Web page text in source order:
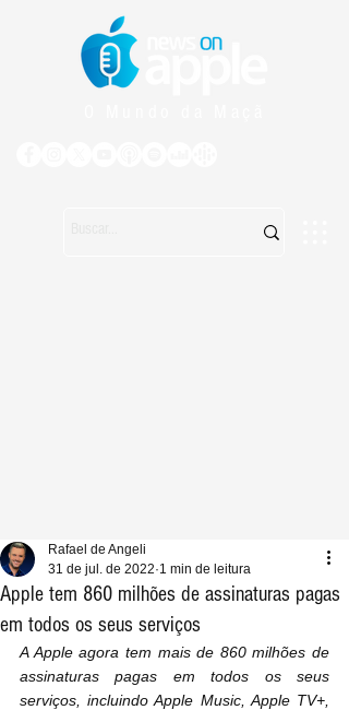
Apple tem 860 milhões de assinaturas pagas
em todos os seus serviços
Rafael de Angeli
31 de jul. de 2022 1 min de leitura
A Apple agora tem mais de 860 milhões de
assinaturas pagas em todos os seus
serviços, incluindo Apple Music, Apple TV+,